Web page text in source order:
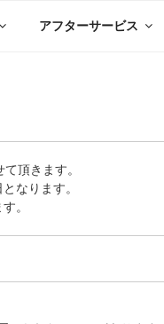
アフターサービス
頂きます。
なります。
。